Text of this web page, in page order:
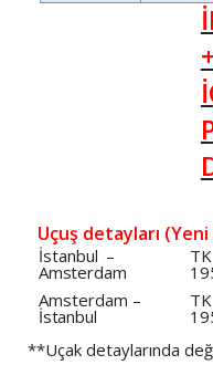
+
Uçuş detayları (Yeni
İstanbul –
Amsterdam
TK
Amsterdam –
İstanbul
TK
**Uçak detaylarında